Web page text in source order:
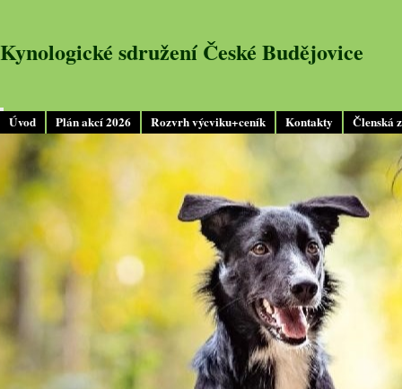
Úvod Plán akcí 2026 Rozvrh výcviku+ceník Kontakty Členská
Kynologické sdružení České Budějovice